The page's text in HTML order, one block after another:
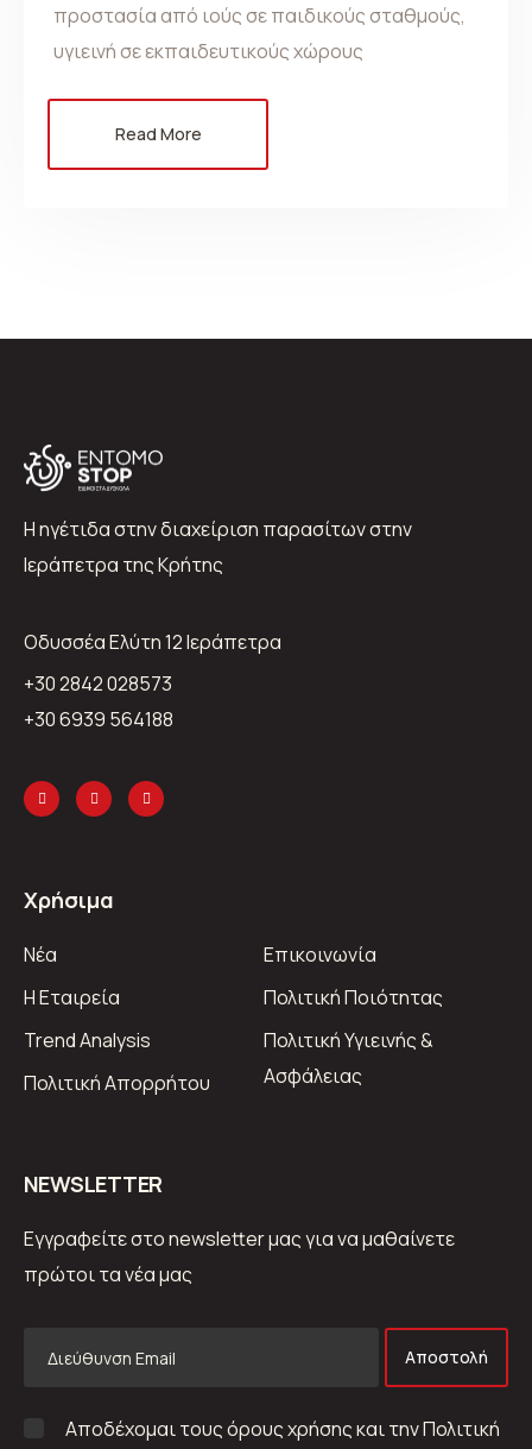
προστασία από ιούς σε παιδικούς σταθμούς,
υγιεινή σε εκπαιδευτικούς χώρους
Read More
Η ηγέτιδα στην διαχείριση παρασίτων στην
Ιεράπετρα της Κρήτης
Oδυσσέα Ελύτη 12 Ιεράπετρα
+30 2842 028573
+30 6939 564188
Χρήσιμα
Νέα
Η Εταιρεία
Trend Analysis
Πολιτική Απορρήτου
Επικοινωνία
Πολιτική Ποιότητας
Πολιτική Υγιεινής &
Ασφάλειας
ΝEWSLETTER
Εγγραφείτε στο newsletter μας για να μαθαίνετε
πρώτοι τα νέα μας
Αποστολή
Αποδέχομαι τους όρους χρήσης και την Πολιτική